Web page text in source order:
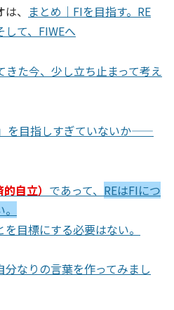
、 まとめ｜FIを目指す。RE
て、FIWEへ
きた今、少し立ち止まって考え
を目指しすぎていないか——
自立） であって、 REはFIにつ
目標にする必要はない。
なりの言葉を作ってみまし